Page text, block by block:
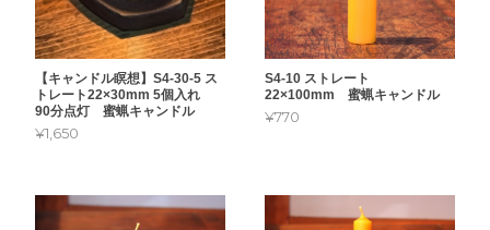
【キャンドル瞑想】S4-30-5 ス
トレート22×30mm 5個入れ
90分点灯 蜜蝋キャンドル
¥1,650
S4-10 ストレート
22×100mm 蜜蝋キャンドル
¥770